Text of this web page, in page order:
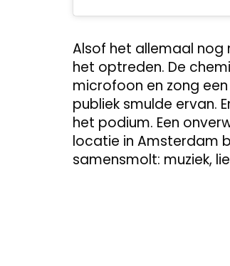
Alsof het allemaal nog
het optreden. De
microfoon en zong
publiek smulde ervan.
het podium. Een
locatie in Amsterdam
samensmolt: muziek,